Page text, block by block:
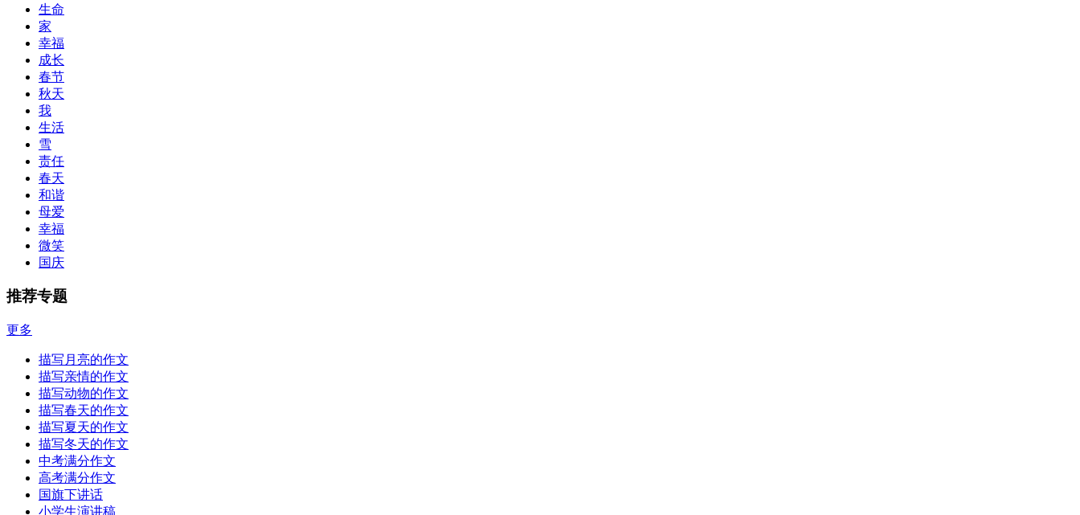
生命
家
幸福
成长
春节
秋天
我
生活
雪
责任
春天
和谐
母爱
幸福
微笑
国庆
推荐专题
更多
描写月亮的作文
描写亲情的作文
描写动物的作文
描写春天的作文
描写夏天的作文
描写冬天的作文
中考满分作文
高考满分作文
国旗下讲话
小学生演讲稿